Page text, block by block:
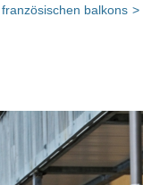
balkons >